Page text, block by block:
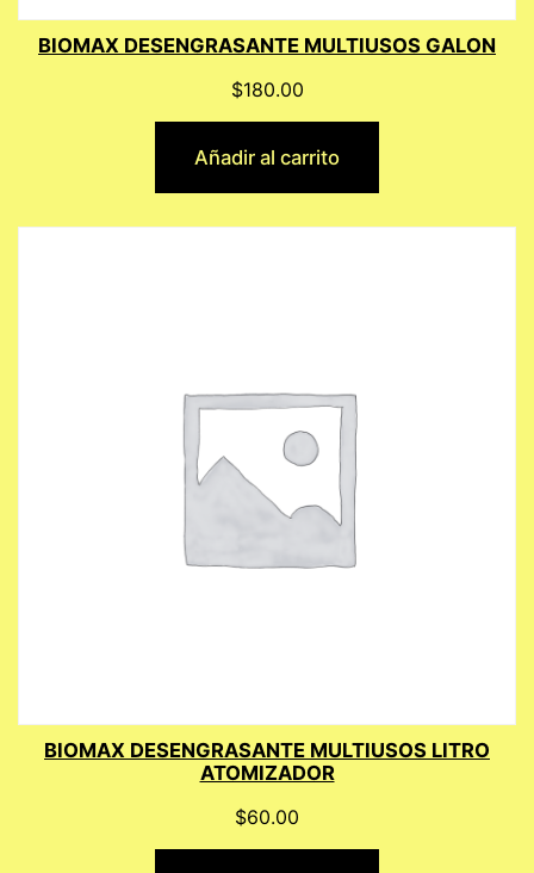
BIOMAX DESENGRASANTE MULTIUSOS GALON
$180.00
Añadir al carrito
BIOMAX DESENGRASANTE MULTIUSOS LITRO
ATOMIZADOR
$60.00